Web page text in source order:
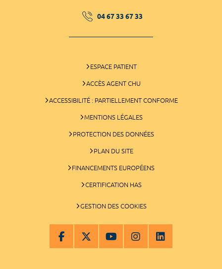
04 67 33 67 33
ESPACE PATIENT
ACCÈS AGENT CHU
ACCESSIBILITÉ : PARTIELLEMENT CONFORME
MENTIONS LÉGALES
PROTECTION DES DONNÉES
PLAN DU SITE
FINANCEMENTS EUROPÉENS
CERTIFICATION HAS
GESTION DES COOKIES